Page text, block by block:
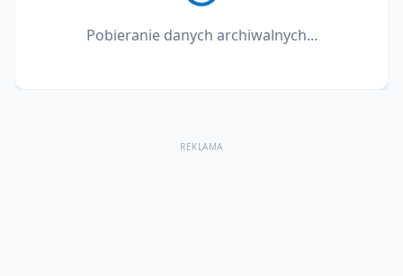
Pobieranie danych archiwalnych...
REKLAMA